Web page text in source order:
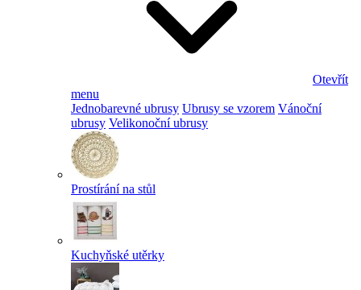
Otevřít
menu
Jednobarevné ubrusy Ubrusy se vzorem Vánoční
ubrusy Velikonoční ubrusy
Prostírání na stůl
Kuchyňské utěrky